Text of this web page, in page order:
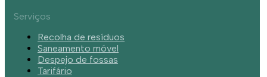
Serviços
Recolha de resíduos
Saneamento móvel
Despejo de fossas
Tarifário